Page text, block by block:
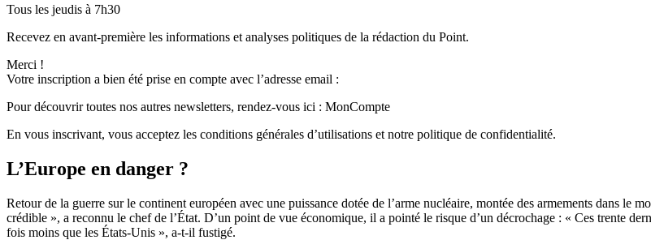
Tous les jeudis à 7h30
Recevez en avant-première les informations et analyses politiques de la rédaction du Point.
Merci !
Votre inscription a bien été prise en compte avec l’adresse email :
Pour découvrir toutes nos autres newsletters, rendez-vous ici : MonCompte
En vous inscrivant, vous acceptez les conditions générales d’utilisations et notre politique de confidentialité.
L’Europe en danger ?
Retour de la guerre sur le continent européen avec une puissance dotée de l’arme nucléaire, montée des armements dans le
crédible », a reconnu le chef de l’État. D’un point de vue économique, il a pointé le risque d’un décrochage : « Ces trente
fois moins que les États-Unis », a-t-il fustigé.